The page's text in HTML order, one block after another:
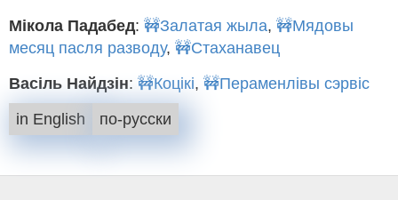
Мікола Падабед: 🚧Залатая жыла, 🚧Мядовы
месяц пасля разводу, 🚧Стаханавец
Васіль Найдзін: 🚧Коцікі, 🚧Пераменлівы сэрвіс
in English
по-русски